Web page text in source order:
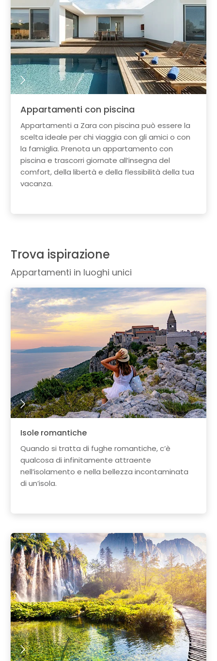
Appartamenti con piscina
Appartamenti a Zara con piscina può essere la
scelta ideale per chi viaggia con gli amici o con
la famiglia. Prenota un appartamento con
piscina e trascorri giornate all’insegna del
comfort, della libertà e della flessibilità della tua
vacanza.
Trova ispirazione
Appartamenti in luoghi unici
Isole romantiche
Quando si tratta di fughe romantiche, c’è
qualcosa di infinitamente attraente
nell’isolamento e nella bellezza incontaminata
di un’isola.